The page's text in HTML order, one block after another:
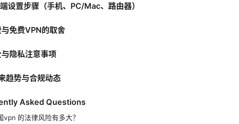
设置步骤（手机、PC/Mac、路由器）
免费VPN的取舍
隐私注意事项
趋势与合规动态
Asked Questions
vpn 的法律风险有多大？